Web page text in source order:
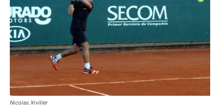
Nicolas Xiviller